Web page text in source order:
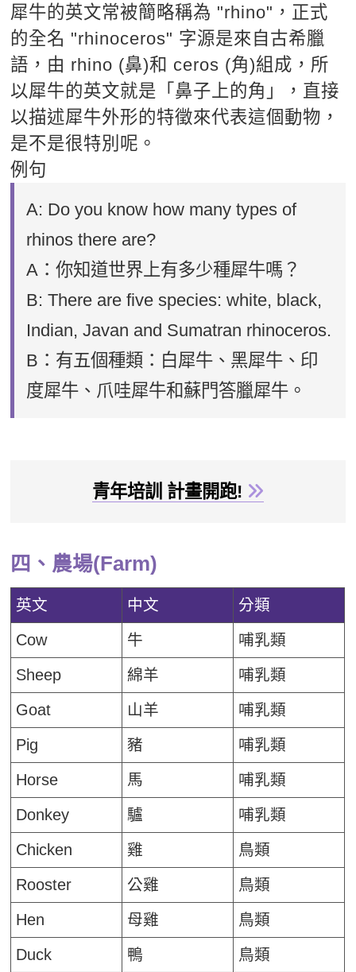
犀牛的英文常被簡略稱為 "rhino"，正式
的全名 "rhinoceros" 字源是來自古希臘
語，由 rhino (鼻)和 ceros (角)組成，所
以犀牛的英文就是「鼻子上的角」，直接
以描述犀牛外形的特徵來代表這個動物，
是不是很特別呢。
例句
A: Do you know how many types of
rhinos there are?
A：你知道世界上有多少種犀牛嗎？
B: There are five species: white, black,
Indian, Javan and Sumatran rhinoceros.
B：有五個種類：白犀牛、黑犀牛、印
度犀牛、爪哇犀牛和蘇門答臘犀牛。
青年培訓 計畫開跑!
四、農場(Farm)
英文 中文
分類
Cow
牛
哺乳類
Sheep
綿羊
哺乳類
Goat
山羊
哺乳類
Pig
豬
哺乳類
Horse
馬
哺乳類
Donkey
驢
哺乳類
Chicken
雞
鳥類
Rooster
公雞
鳥類
Hen
母雞
鳥類
Duck
鴨
鳥類